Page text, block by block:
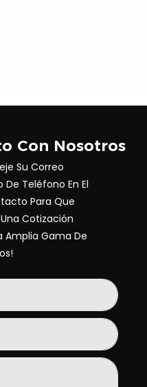
Con Nosotros
Su Correo
Teléfono En El
Para Que
Cotización
Amplia Gama De